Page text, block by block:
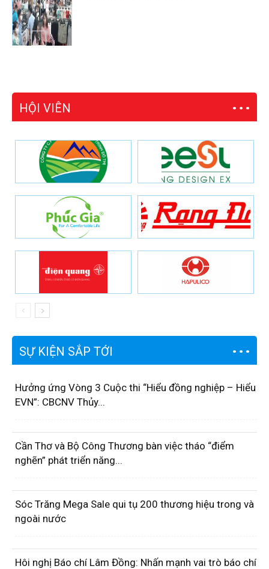
HỘI VIÊN
SỰ KIỆN SẮP TỚI
Hưởng ứng Vòng 3 Cuộc thi “Hiểu đồng nghiệp – Hiểu
EVN”: CBCNV Thủy...
Cần Thơ và Bộ Công Thương bàn việc tháo “điểm
nghẽn” phát triển năng...
Sóc Trăng Mega Sale qui tụ 200 thương hiệu trong và
ngoài nước
Hôi nghị Báo chí Lâm Đồng: Nhấn mạnh vai trò báo chí